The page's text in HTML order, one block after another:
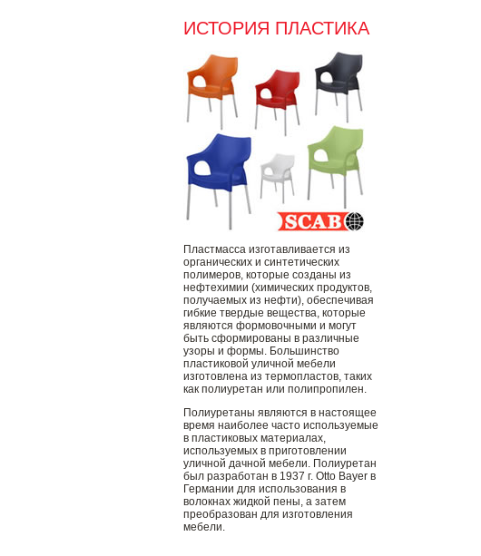
ИСТОРИЯ ПЛАСТИКА
Пластмасса изготавливается из
органических и синтетических
полимеров, которые созданы из
нефтехимии (химических продуктов,
получаемых из нефти), обеспечивая
гибкие твердые вещества, которые
являются формовочными и могут
быть сформированы в различные
узоры и формы. Большинство
пластиковой уличной мебели
изготовлена ​​из термопластов, таких
как полиуретан или полипропилен.
Полиуретаны являются в настоящее
время наиболее часто используемые
в пластиковых материалах,
используемых в приготовлении
уличной дачной мебели. Полиуретан
был разработан в 1937 г. Otto Bayer в
Германии для использования в
волокнах жидкой пены, а затем
преобразован для изготовления
мебели.